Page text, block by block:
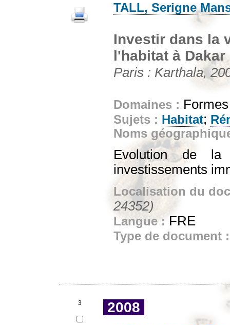
TALL, Serigne
Investir dans la
l'habitat à Dakar
Paris : Karthala,
Domaines :
Sujets : Habitat;
Noms
Evolution de
investissements
Localisation du
24352)
Langue : FRE
Type de document
3 2008